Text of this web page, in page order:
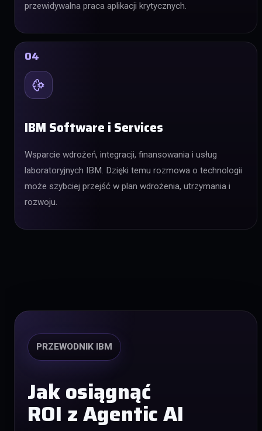
przewidywalna praca aplikacji krytycznych.
04
IBM Software i Services
Wsparcie wdrożeń, integracji, finansowania i usług
laboratoryjnych IBM. Dzięki temu rozmowa o technologii
może szybciej przejść w plan wdrożenia, utrzymania i
rozwoju.
PRZEWODNIK IBM
Jak osiągnąć
ROI z Agentic AI